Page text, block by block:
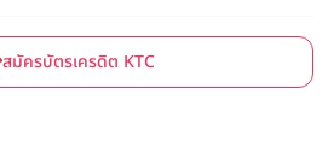
สมัครบัตรเครดิต KTC